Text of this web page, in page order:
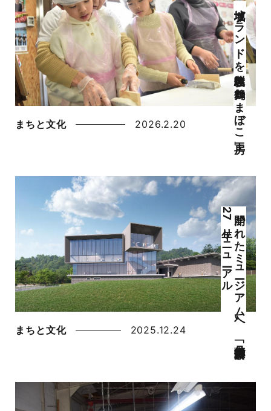
地域ブランドを製造体験 「舞鶴かまぼこ工房」
まちと文化 2026.2.20
〝開か
れ
た
ミ
ュ
ージ
ア
ム
〟へ
「丹後郷土資料館」が
2
7
年リ
ニ
ュ
ーア
ル
まちと文化 2025.12.24